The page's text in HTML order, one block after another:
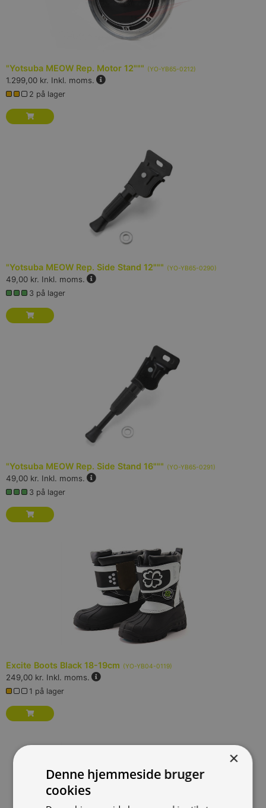
"Yotsuba MEOW Rep. Motor 12""" (YO-YB65-0212)
1.299,00 kr. Inkl. moms.
2 på lager
"Yotsuba MEOW Rep. Side Stand 12""" (YO-YB65-0290)
49,00 kr. Inkl. moms.
3 på lager
"Yotsuba MEOW Rep. Side Stand 16""" (YO-YB65-0291)
49,00 kr. Inkl. moms.
3 på lager
Excite Boots Black 18-19cm (YO-YB04-0119)
249,00 kr. Inkl. moms.
1 på lager
×
Denne hjemmeside bruger
cookies